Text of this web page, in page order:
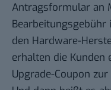
Antragsformular an
den Hardware-
erhalten die Kunden
Upgrade-Coupon zur